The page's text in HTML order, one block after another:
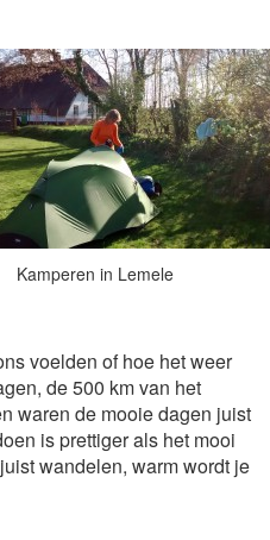
Kamperen in Lemele
voelden of hoe het weer
de 500 km van het
waren de mooie dagen juist
is prettiger als het mooi
wandelen, warm wordt je